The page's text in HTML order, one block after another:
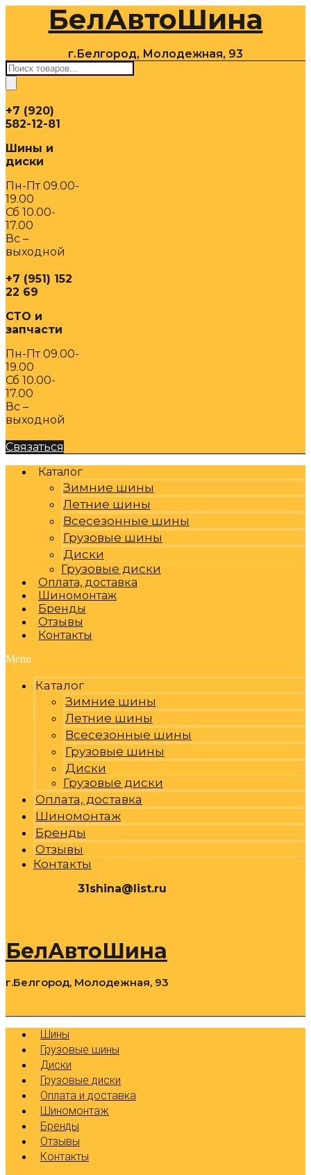
содержимомуБелАвтоШина
г.Белгород, Молодежная, 93
Поиск
товаров
+7 (920)
582-12-81
Шины и
диски
Пн-Пт 09.00-
19.00
Сб 10.00-
17.00
Вс –
выходной
+7 (951) 152
22 69
СТО и
запчасти
Пн-Пт 09.00-
19.00
Сб 10.00-
17.00
Вс –
выходной
Связаться
Каталог
Зимние шины
Летние шины
Всесезонные шины
Грузовые шины
Диски
Грузовые диски
Оплата, доставка
Шиномонтаж
Бренды
Отзывы
Контакты
Menu
Каталог
Зимние шины
Летние шины
Всесезонные шины
Грузовые шины
Диски
Грузовые диски
Оплата, доставка
Шиномонтаж
Бренды
Отзывы
Контакты
31shina@list.ru
БелАвтоШина
г.Белгород, Молодежная, 93
Шины
Грузовые шины
Диски
Грузовые диски
Оплата и доставка
Шиномонтаж
Бренды
Отзывы
Контакты